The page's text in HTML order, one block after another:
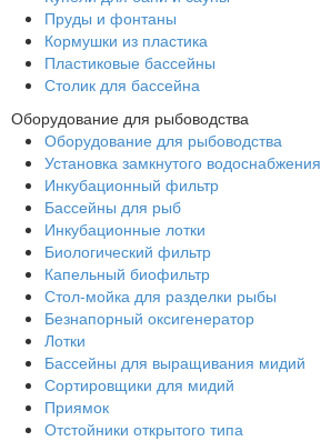
Пруды и фонтаны
Кормушки из пластика
Пластиковые бассейны
Столик для бассейна
Оборудование для рыбоводства
Оборудование для рыбоводства
Установка замкнутого водоснабжения
Инкубационный фильтр
Бассейны для рыб
Инкубационные лотки
Биологический фильтр
Капельный биофильтр
Стол-мойка для разделки рыбы
Безнапорный оксигенератор
Лотки
Бассейны для выращивания мидий
Сортировщики для мидий
Приямок
Отстойники открытого типа